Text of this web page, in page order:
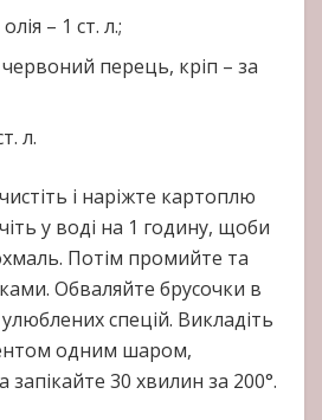
– 1 ст. л.;
перець, кріп – за
л.
і наріжте картоплю
у воді на 1 годину, щоби
Потім промийте та
Обваляйте брусочки в
спецій. Викладіть
одним шаром,
запікайте 30 хвилин за 200°.